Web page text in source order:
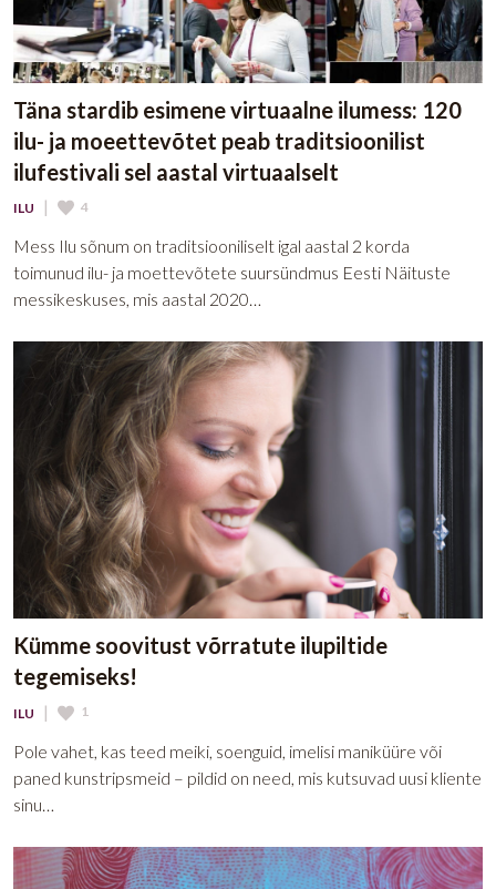
Täna stardib esimene virtuaalne ilumess: 120
ilu- ja moeettevõtet peab traditsioonilist
ilufestivali sel aastal virtuaalselt
ILU | 4
Mess Ilu sõnum on traditsiooniliselt igal aastal 2 korda
toimunud ilu- ja moettevõtete suursündmus Eesti Näituste
messikeskuses, mis aastal 2020…
Kümme soovitust võrratute ilupiltide
tegemiseks!
ILU | 1
Pole vahet, kas teed meiki, soenguid, imelisi maniküüre või
paned kunstripsmeid – pildid on need, mis kutsuvad uusi kliente
sinu…